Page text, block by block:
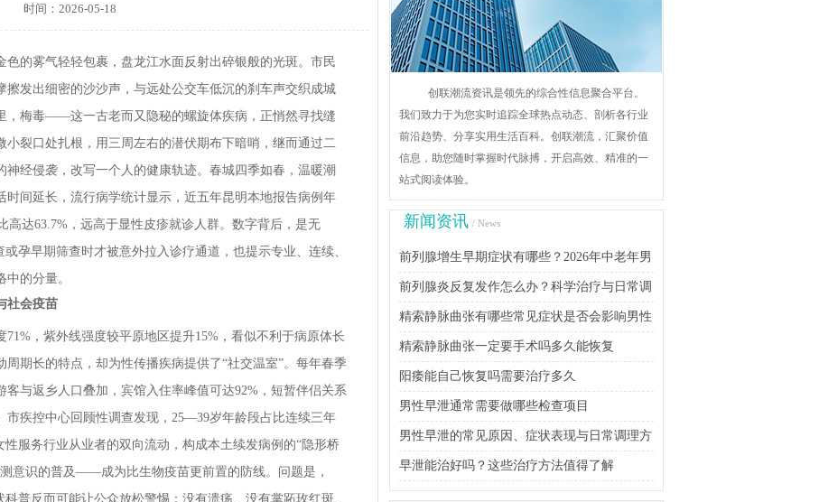
时间：2026-05-18
色的雾气轻轻包裹，盘龙江水面反射出碎银般的光斑。市民
擦发出细密的沙沙声，与远处公交车低沉的刹车声交织成城
，梅毒——这一古老而又隐秘的螺旋体疾病，正悄然寻找缝
小裂口处扎根，用三周左右的潜伏期布下暗哨，继而通过二
经侵袭，改写一个人的健康轨迹。春城四季如春，温暖潮
时间延长，流行病学统计显示，近五年昆明本地报告病例年
高达63.7%，远高于显性皮疹就诊人群。数字背后，是无
孕早期筛查时才被意外拉入诊疗通道，也提示专业、连续、
的分量。
社会疫苗
71%，紫外线强度较平原地区提升15%，看似不利于病原体长
期长的特点，却为性传播疾病提供了“社交温室”。每年春季
与返乡人口叠加，宾馆入住率峰值可达92%，短暂伴侣关系
市疾控中心回顾性调查发现，25—39岁年龄段占比连续三年
服务行业从业者的双向流动，构成本土续发病例的“隐形桥
意识的普及——成为比生物疫苗更前置的防线。问题是，
普反而可能让公众放松警惕：没有溃疡、没有掌跖玫红斑、
创联潮流资讯是领先的综合性信息聚合平台。
我们致力于为您实时追踪全球热点动态、剖析各行业
前沿趋势、分享实用生活百科。创联潮流，汇聚价值
信息，助您随时掌握时代脉搏，开启高效、精准的一
站式阅读体验。
新闻资讯 / News
前列腺增生早期症状有哪些？2026年中老年男
性科学防治指南
前列腺炎反复发作怎么办？科学治疗与日常调
理方法详解
精索静脉曲张有哪些常见症状是否会影响男性
生育能力
精索静脉曲张一定要手术吗多久能恢复
阳痿能自己恢复吗需要治疗多久
男性早泄通常需要做哪些检查项目
男性早泄的常见原因、症状表现与日常调理方
法
早泄能治好吗？这些治疗方法值得了解